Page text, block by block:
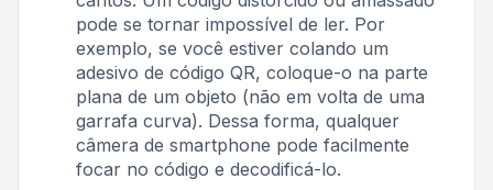
pode se tornar impossível de ler. Por
exemplo, se você estiver colando um
adesivo de código QR, coloque-o na parte
plana de um objeto (não em volta de uma
garrafa curva). Dessa forma, qualquer
câmera de smartphone pode facilmente
focar no código e decodificá-lo.